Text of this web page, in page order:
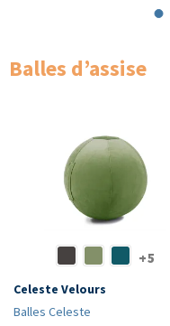
Balles d’assise
+5
Celeste Velours
Balles Celeste